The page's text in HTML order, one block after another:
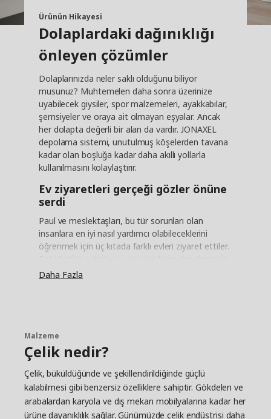
Ürünün Hikayesi
Dolaplardaki dağınıklığı
önleyen çözümler
Dolaplarınızda neler saklı olduğunu biliyor
musunuz? Muhtemelen daha sonra üzerinize
uyabilecek giysiler, spor malzemeleri, ayakkabılar,
şemsiyeler ve oraya ait olmayan eşyalar. Ancak
her dolapta değerli bir alan da vardır. JONAXEL
depolama sistemi, unutulmuş köşelerden tavana
kadar olan boşluğa kadar daha akıllı yollarla
kullanılmasını kolaylaştırır.
Ev ziyaretleri gerçeği gözler önüne
serdi
Paul ve meslektaşları, bu tür sorunları olan
insanlara en iyi nasıl yardımcı olabileceklerini
öğrenmek için üç kıtada farklı evleri ziyaret ettiler.
ilgili soru yağmuruna tuttular. "Acı gerçeği gördük
ve raya asabildikleri kadarını asıyorlar - geri kalan
her şey yerde kalıyor."
Zamandan ve alandan tasarruf edin
Dağınıklıktan arınmış bir günlük yaşam için hayatın
diğer kısımlarının engel teşkil etmesi oldukça
yaygındır, ya da bunu düzeltecek enerjimiz,
Daha Fazla
Malzeme
Çelik nedir?
Çelik, büküldüğünde ve şekillendirildiğinde güçlü
kalabilmesi gibi benzersiz özelliklere sahiptir. Gökdelen ve
arabalardan karyola ve dış mekan mobilyalarına kadar her
ürüne dayanıklılık sağlar. Günümüzde çelik endüstrisi daha